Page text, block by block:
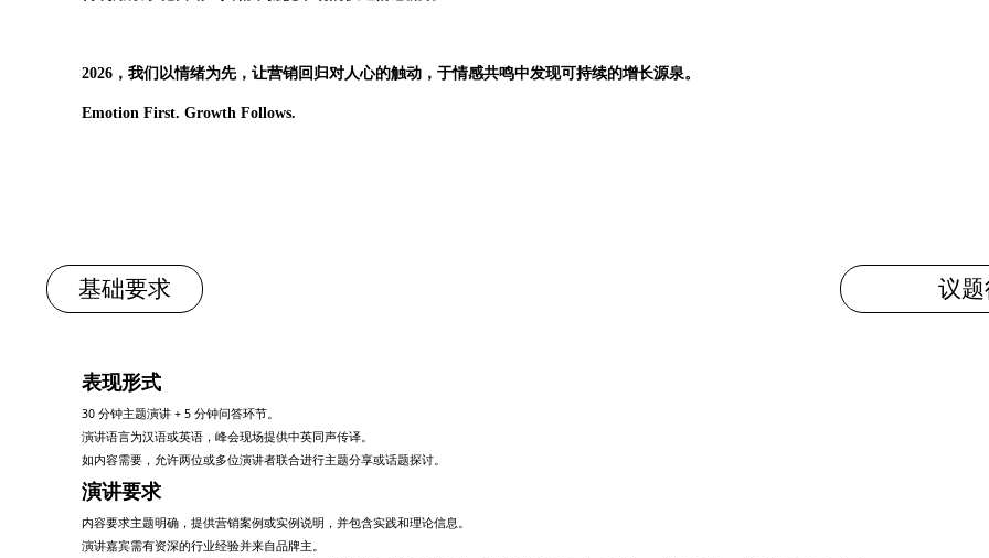
2026，我们以情绪为先，让营销回归对人心的触动，于情感共鸣中发现可持续的增长源泉。
Emotion First. Growth Follows.
基础要求 议
表现形式
30 分钟主题演讲 + 5 分钟问答环节。
演讲语言为汉语或英语，峰会现场提供中英同声传译。
如内容需要，允许两位或多位演讲者联合进行主题分享或话题探讨。
演讲要求
内容要求主题明确，提供营销案例或实例说明，并包含实践和理论信息。
演讲嘉宾需有资深的行业经验并来自品牌主。